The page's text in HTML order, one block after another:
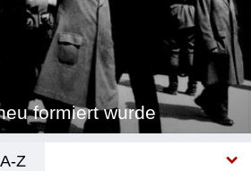
formiert wurde
A-Z